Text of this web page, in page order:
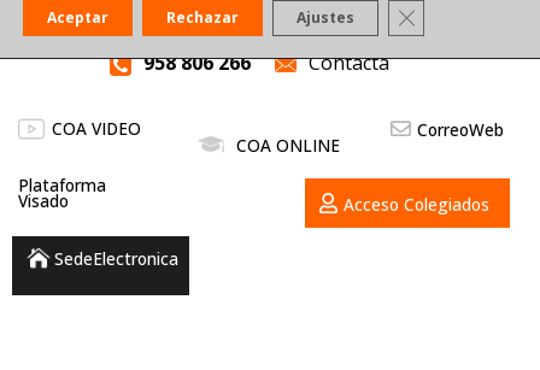
958 806 266 Contacta
COA VIDEO
COA ONLINE
CorreoWeb
Plataforma
Visado Acceso Colegiados
SedeElectronica
Aceptar Rechazar Ajustes Cerrar el banner